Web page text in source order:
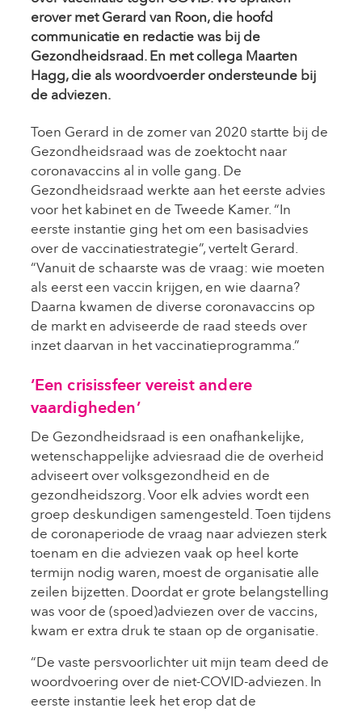
erover met Gerard van Roon, die hoofd
communicatie en redactie was bij de
Gezondheidsraad. En met collega Maarten
Hagg, die als woordvoerder ondersteunde bij
de adviezen.
Toen Gerard in de zomer van 2020 startte bij de
Gezondheidsraad was de zoektocht naar
coronavaccins al in volle gang. De
Gezondheidsraad werkte aan het eerste advies
voor het kabinet en de Tweede Kamer. “In
eerste instantie ging het om een basisadvies
over de vaccinatiestrategie”, vertelt Gerard.
“Vanuit de schaarste was de vraag: wie moeten
als eerst een vaccin krijgen, en wie daarna?
Daarna kwamen de diverse coronavaccins op
de markt en adviseerde de raad steeds over
inzet daarvan in het vaccinatieprogramma.”
‘Een crisissfeer vereist andere
vaardigheden’
De Gezondheidsraad is een onafhankelijke,
wetenschappelijke adviesraad die de overheid
adviseert over volksgezondheid en de
gezondheidszorg. Voor elk advies wordt een
groep deskundigen samengesteld. Toen tijdens
de coronaperiode de vraag naar adviezen sterk
toenam en die adviezen vaak op heel korte
termijn nodig waren, moest de organisatie alle
zeilen bijzetten. Doordat er grote belangstelling
was voor de (spoed)adviezen over de vaccins,
kwam er extra druk te staan op de organisatie.
“De vaste persvoorlichter uit mijn team deed de
woordvoering over de niet-COVID-adviezen. In
eerste instantie leek het erop dat de